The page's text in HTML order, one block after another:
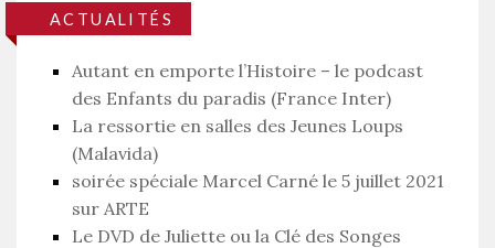
ACTUALITÉS
Autant en emporte l’Histoire – le podcast
des Enfants du paradis (France Inter)
La ressortie en salles des Jeunes Loups
(Malavida)
soirée spéciale Marcel Carné le 5 juillet 2021
sur ARTE
Le DVD de Juliette ou la Clé des Songes